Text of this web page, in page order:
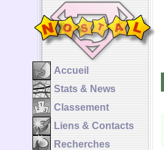
Accueil
Stats & News
Classement
Liens & Contacts
Recherches